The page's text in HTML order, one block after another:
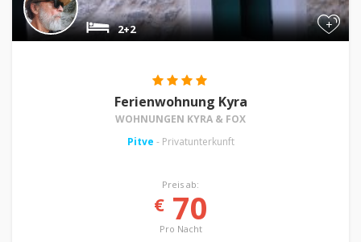
+
2+2
Ferienwohnung Kyra
WOHNUNGEN KYRA & FOX
Pitve - Privatunterkunft
Preis ab:
€70
Pro Nacht